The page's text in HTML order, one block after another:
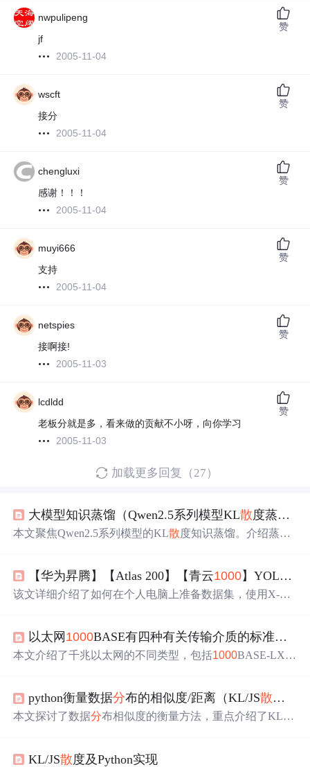
nwpulipeng
jf
2005-11-04
赞
wscft
接分
2005-11-04
赞
chengluxi
感谢！！！
2005-11-04
赞
muyi666
支持
2005-11-04
赞
netspies
接啊接!
2005-11-03
赞
lcdldd
老板分就是多，看来做的贡献不小呀，向你学习
2005-11-03
赞
加载更多回复（27）
大模型知识蒸馏（Qwen2.5系列模型KL散度蒸馏）
本文聚焦Qwen2.5系列模型的KL散度知识蒸馏。介绍蒸馏
方式。还进行了测试，并对前向KL
散度和训练代码进行解
析。
【华为昇腾】【Atlas 200】【青云1000】YOLOv5训练并部署到青云
该文详细介绍了如何在个人电脑上准备数据集，使用X-An
装CANN环境，并部署YOLO模型的步骤，包括修改配置
文件、进行模型转换和优化输入预处理。最后，提供了摄
以太网 1000BASE有四种有关传输介质的标准：
本文介绍了千兆以太网的不同类型，包括1000BASE-LX、
络，其中LX使用长波长激光，ZX则能更长距离传输。 100
0BASE-SX适合多模光纤，1000BASE-CX采用屏蔽双绞
传输速度。
python衡量数据分布的相似度/距离（KL/JS散度）
本文探讨了数据分布相似度的衡量方法，重点介绍了KL散
运用。
KL/JS散度及Python实现